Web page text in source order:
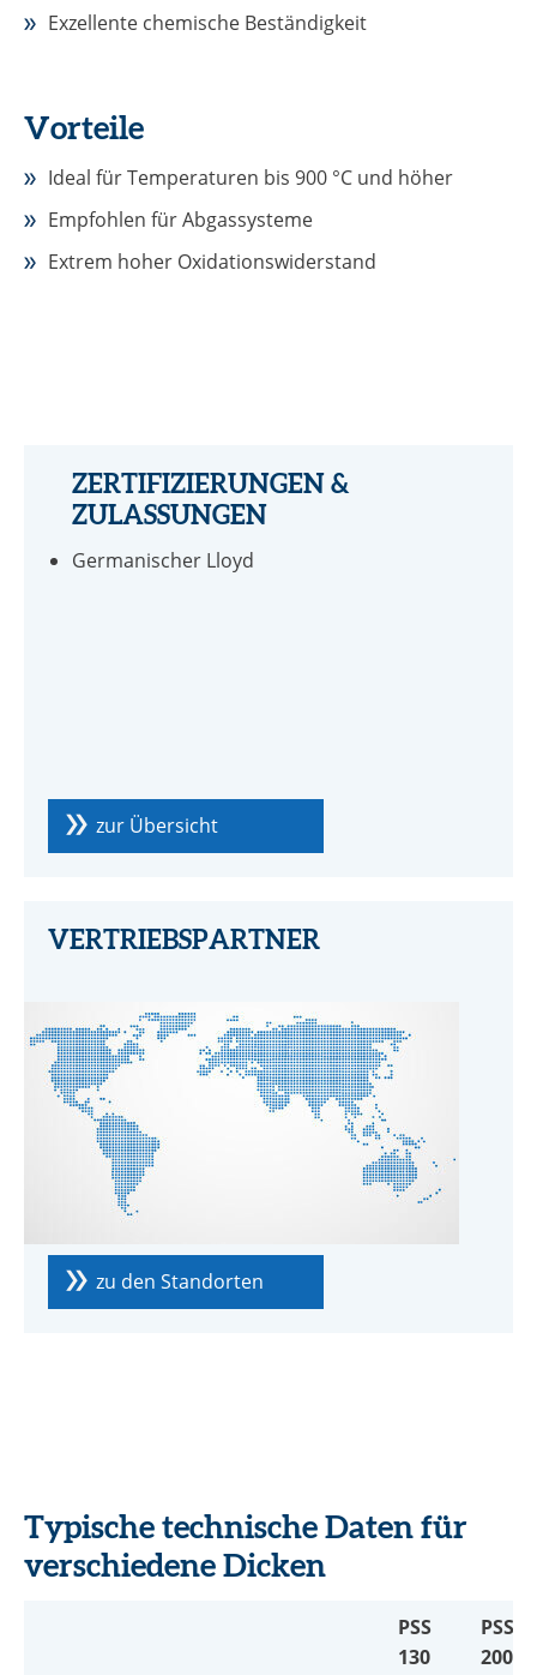
Exzellente chemische Beständigkeit
Vorteile
Ideal für Temperaturen bis 900 °C und höher
Empfohlen für Abgassysteme
Extrem hoher Oxidationswiderstand
ZERTIFIZIERUNGEN &
ZULASSUNGEN
Germanischer Lloyd
zur Übersicht
VERTRIEBSPARTNER
zu den Standorten
Typische technische Daten für
verschiedene Dicken
PSS
130
PSS
200